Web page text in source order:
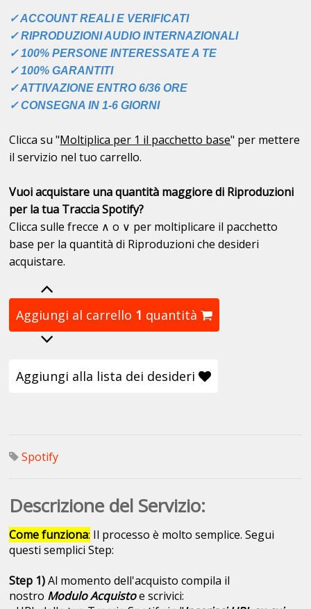
✓ ACCOUNT REALI E VERIFICATI
✓ RIPRODUZIONI AUDIO INTERNAZIONALI
✓ 100% PERSONE INTERESSATE A TE
✓ 100% GARANTITI
✓ ATTIVAZIONE ENTRO 6/36 ORE
✓ CONSEGNA IN 1-6 GIORNI
Clicca su "Moltiplica per 1 il pacchetto base" per mettere
il servizio nel tuo carrello.
Vuoi acquistare una quantità maggiore di Riproduzioni
per la tua Traccia Spotify?
Clicca sulle frecce ∧ o ∨ per moltiplicare il pacchetto
base per la quantità di Riproduzioni che desideri
acquistare.
Aggiungi al carrello 1 quantità
Aggiungi alla lista dei desideri
Spotify
Descrizione del Servizio:
Come funziona: Il processo è molto semplice. Segui
questi semplici Step:
Step 1)Al momento dell'acquisto compila il
nostro Modulo Acquistoe scrivici: